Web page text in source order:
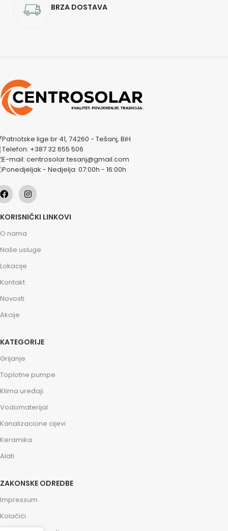
BRZA DOSTAVA
Patriotske lige br 41, 74260 - Tešanj, BiH
Telefon: +387 32 655 506
E-mail: centrosolar.tesanj@gmail.com
Ponedjeljak - Nedjelja: 07:00h - 16:00h
KORISNIČKI LINKOVI
O nama
Naše usluge
Lokacije
Kontakt
Novosti
Akcije
KATEGORIJE
Grijanje
Toplotne pumpe
Klima uređaji
Vodomaterijal
Kanalizacione cijevi
Keramika
Alati
ZAKONSKE ODREDBE
Impressum
Kolačići